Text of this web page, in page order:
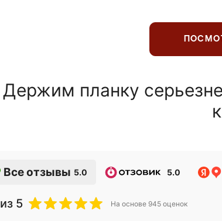
Держим планку
Все отзывы 5.0 5.0
из 5 На основе 945 оценок